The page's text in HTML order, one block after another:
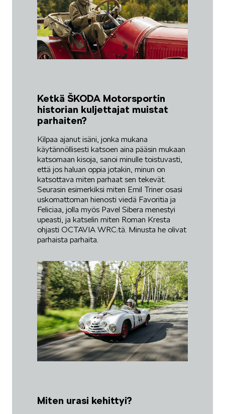
Ketkä ŠKODA Motorsportin
historian kuljettajat muistat
parhaiten?
Kilpaa ajanut isäni, jonka mukana
käytännöllisesti katsoen aina pääsin mukaan
katsomaan kisoja, sanoi minulle toistuvasti,
että jos haluan oppia jotakin, minun on
katsottava miten parhaat sen tekevät.
Seurasin esimerkiksi miten Emil Triner osasi
uskomattoman hienosti viedä Favoritia ja
Feliciaa, jolla myös Pavel Sibera menestyi
upeasti, ja katselin miten Roman Kresta
ohjasti OCTAVIA WRC:tä. Minusta he olivat
parhaista parhaita.
Miten urasi kehittyi?